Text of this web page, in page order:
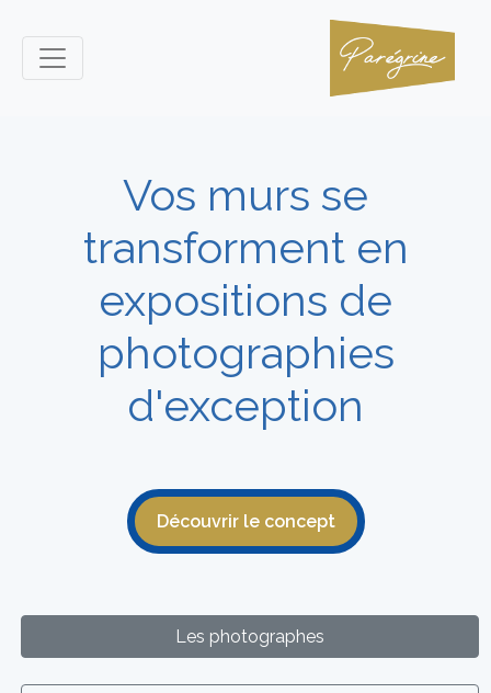
Vos murs se
transforment en
expositions de
photographies
d'exception
Découvrir le concept
Les photographes